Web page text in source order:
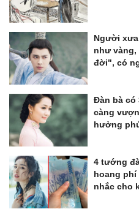
Người
như vàng,
đời", có
Đàn bà có
càng
hưởng
4 tướng
hoang phí
nhắc cho